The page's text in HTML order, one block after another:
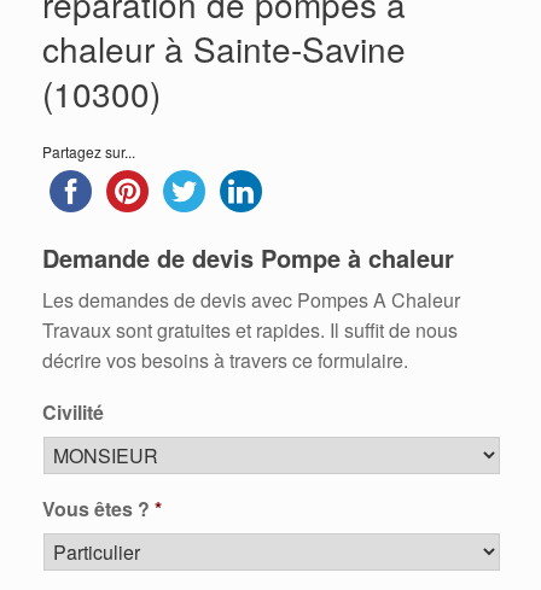
chaleur à Sainte-Savine
(10300)
Partagez sur...
Demande de devis Pompe à chaleur
Les demandes de devis avec Pompes A Chaleur
Travaux sont gratuites et rapides. Il suffit de nous
décrire vos besoins à travers ce formulaire.
Civilité
Vous êtes ? *